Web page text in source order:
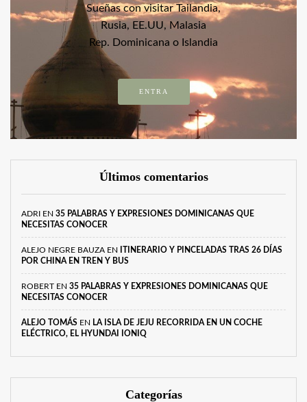
Sueñas con visitar Tailandia,
Rusia, EE.UU, Malasia
Rep. Dominicana o Islandia
ENTRA
Últimos comentarios
ADRI EN 35 PALABRAS Y EXPRESIONES DOMINICANAS QUE
NECESITAS CONOCER
ALEJO NEGRE BAUZA EN
ITINERARIO Y PINCELADAS TRAS 26 DÍAS
POR CHINA EN TREN Y BUS
ROBERT EN 35 PALABRAS Y EXPRESIONES DOMINICANAS QUE
NECESITAS CONOCER
ALEJO TOMÁS EN LA ISLA DE JEJU RECORRIDA EN UN COCHE
ELÉCTRICO, EL HYUNDAI IONIQ
Categorías